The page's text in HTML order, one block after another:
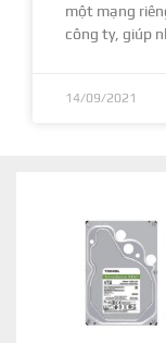
một mạng
công ty, giúp
14/09/2021